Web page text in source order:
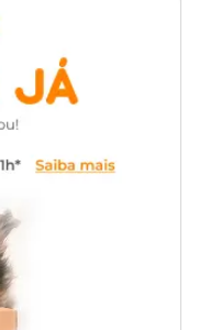
com 3
do animal.
de 0,5ml.
Fiprolex Gatos com